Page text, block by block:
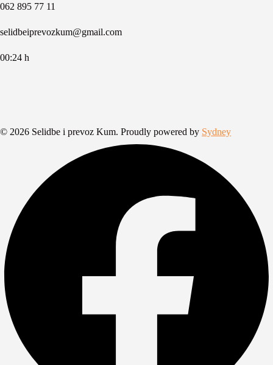
062 895 77 11
selidbeiprevozkum@gmail.com
00:24 h
© 2026 Selidbe i prevoz Kum. Proudly powered by Sydney